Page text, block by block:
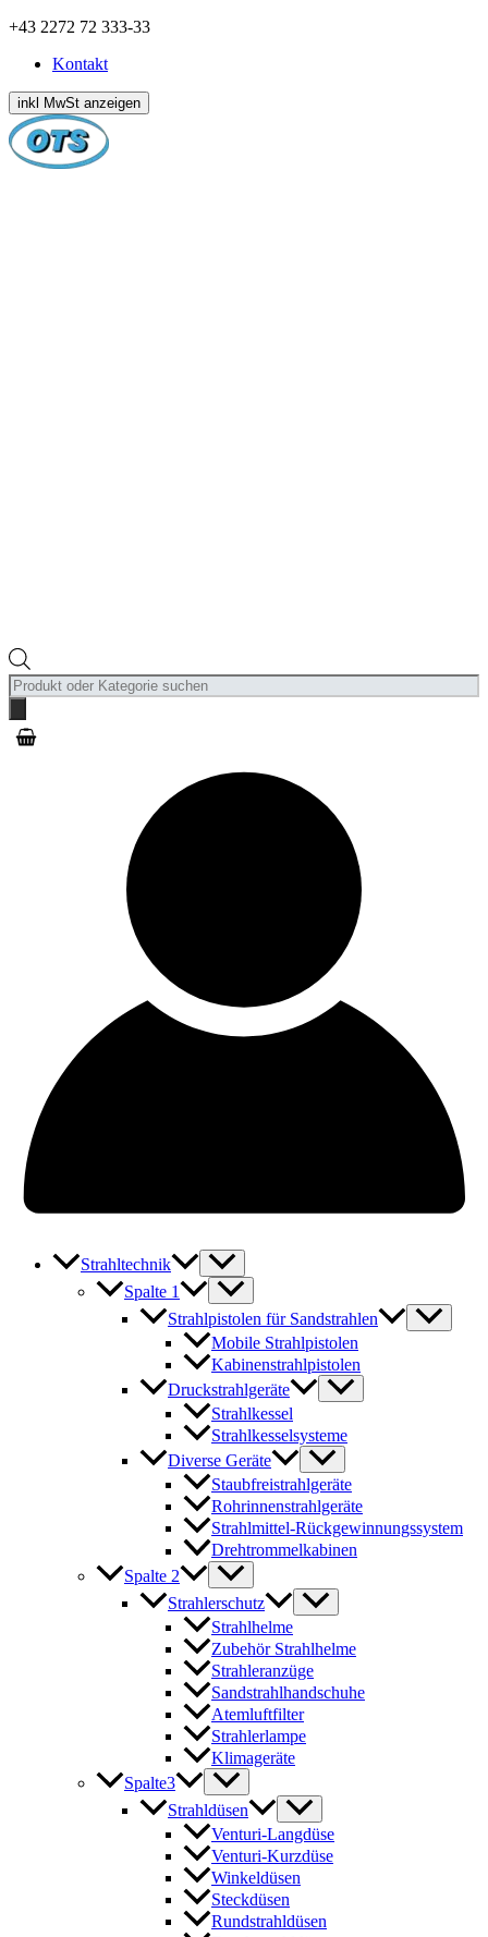
Zum
springen
+43 2272 72 333-33
Kontakt
Products
search
Strahltechnik
Spalte 1
Strahlpistolen für Sandstrahlen
Mobile Strahlpistolen
Kabinenstrahlpistolen
Druckstrahlgeräte
Strahlkessel
Strahlkesselsysteme
Diverse Geräte
Staubfreistrahlgeräte
Rohrinnenstrahlgeräte
Strahlmittel-Rückgewinnungssystem
Drehtrommelkabinen
Spalte 2
Strahlerschutz
Strahlhelme
Zubehör Strahlhelme
Strahleranzüge
Sandstrahlhandschuhe
Atemluftfilter
Strahlerlampe
Klimageräte
Spalte3
Strahldüsen
Venturi-Langdüse
Venturi-Kurzdüse
Winkeldüsen
Steckdüsen
Rundstrahldüsen